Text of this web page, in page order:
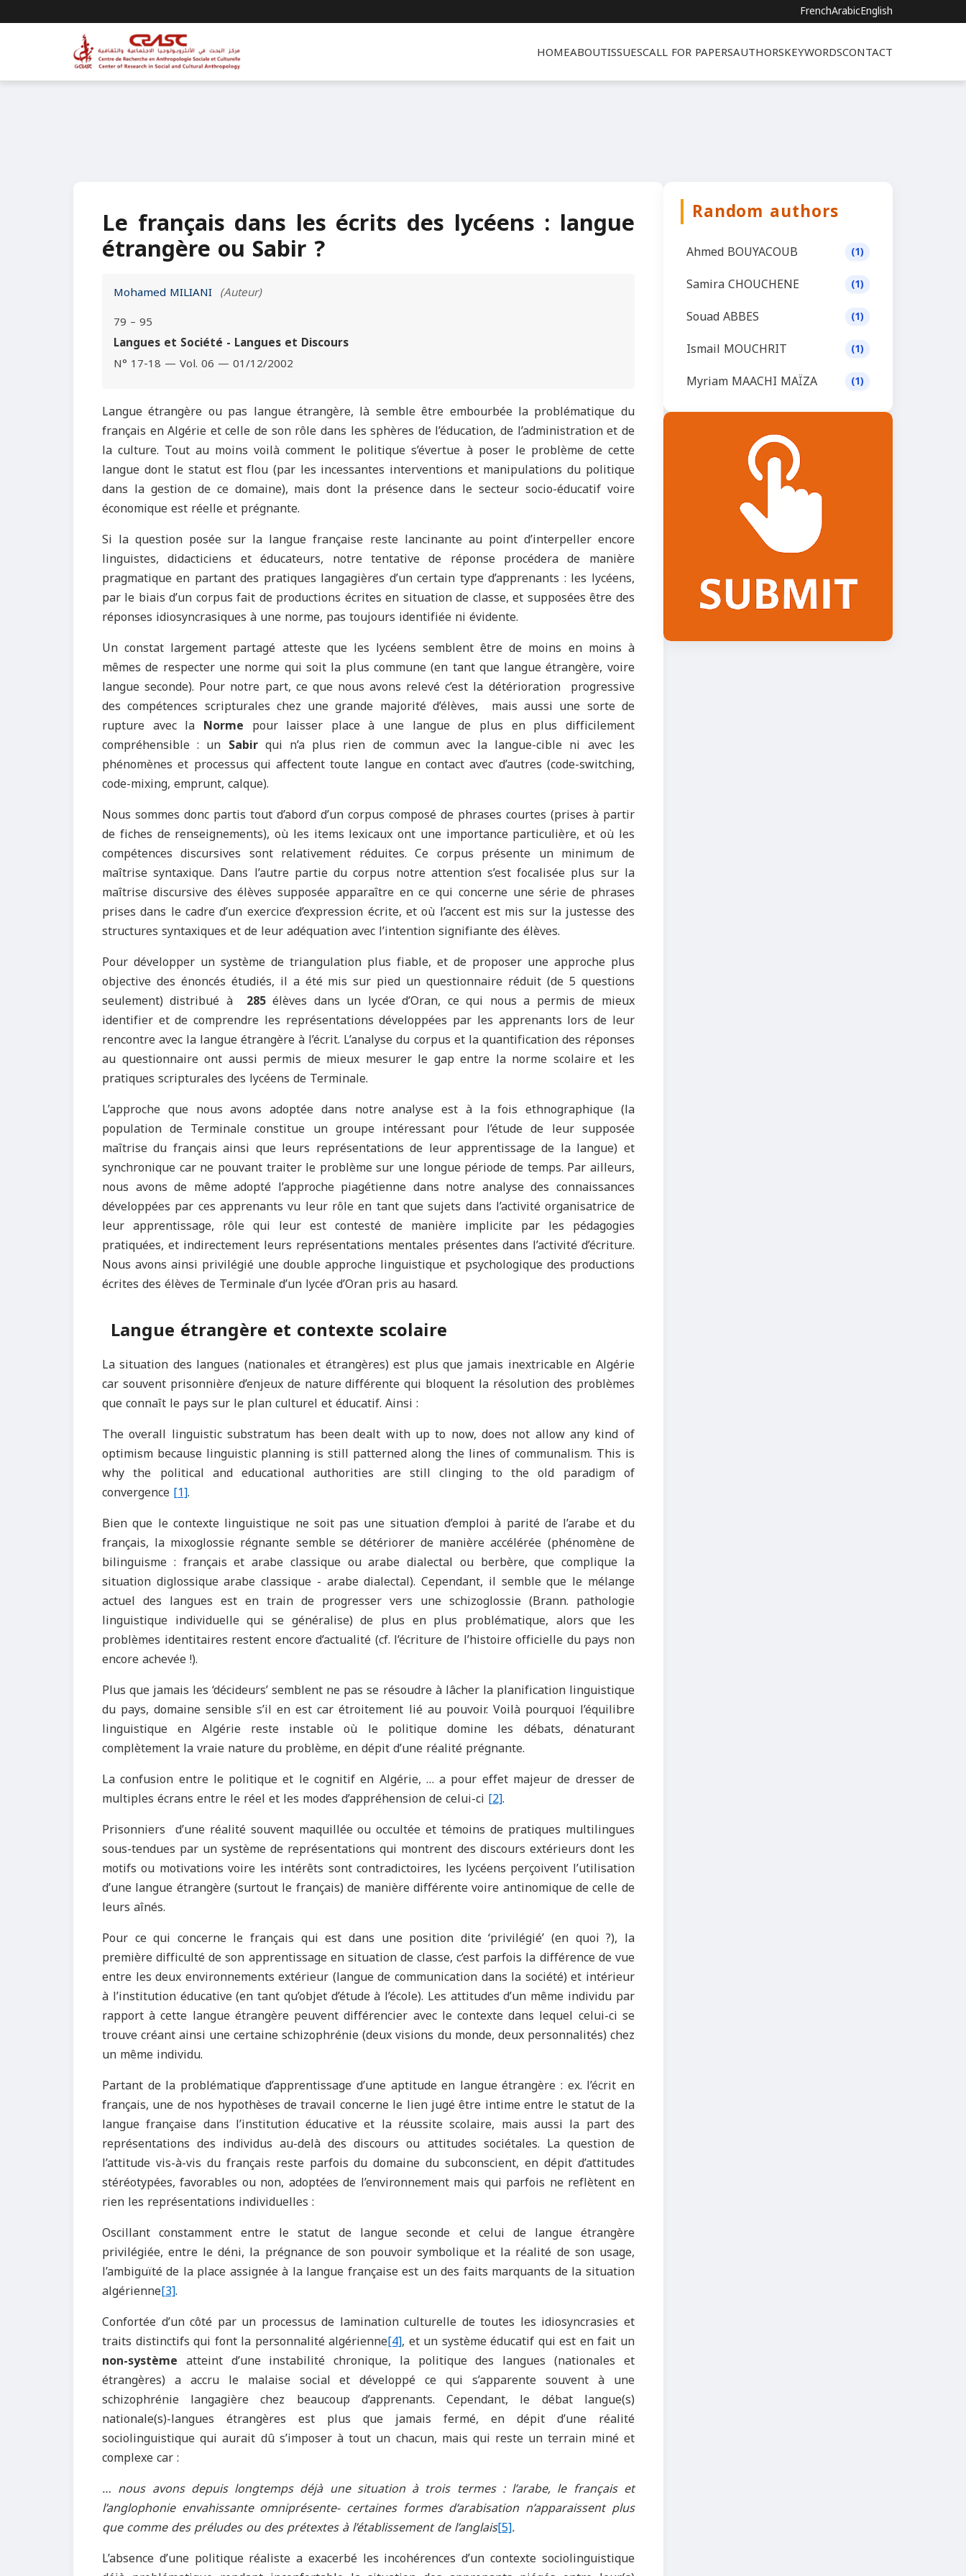
FrenchArabicEnglish
HOMEABOUTISSUESCALL FOR PAPERSAUTHORSKEYWORDSCONTACT
Le français dans les écrits des lycéens : langue
étrangère ou Sabir ?
Mohamed MILIANI (Auteur)
79 – 95
Langues et Société - Langues et Discours
N° 17-18 — Vol. 06 — 01/12/2002
Langue étrangère ou pas langue étrangère, là semble être embourbée la problématique du
français en Algérie et celle de son rôle dans les sphères de l’éducation, de l’administration et de
la culture. Tout au moins voilà comment le politique s’évertue à poser le problème de cette
langue dont le statut est flou (par les incessantes interventions et manipulations du politique
dans la gestion de ce domaine), mais dont la présence dans le secteur socio-éducatif voire
économique est réelle et prégnante.
Si la question posée sur la langue française reste lancinante au point d’interpeller encore
linguistes, didacticiens et éducateurs, notre tentative de réponse procédera de manière
pragmatique en partant des pratiques langagières d’un certain type d’apprenants : les lycéens,
par le biais d’un corpus fait de productions écrites en situation de classe, et supposées être des
réponses idiosyncrasiques à une norme, pas toujours identifiée ni évidente.
Un constat largement partagé atteste que les lycéens semblent être de moins en moins à
mêmes de respecter une norme qui soit la plus commune (en tant que langue étrangère, voire
langue seconde). Pour notre part, ce que nous avons relevé c’est la détérioration progressive
des compétences scripturales chez une grande majorité d’élèves, mais aussi une sorte de
rupture avec la Norme pour laisser place à une langue de plus en plus difficilement
compréhensible : un Sabirqui n’a plus rien de commun avec la langue-cible ni avec les
phénomènes et processus qui affectent toute langue en contact avec d’autres (code-switching,
code-mixing, emprunt, calque).
Nous sommes donc partis tout d’abord d’un corpus composé de phrases courtes (prises à partir
de fiches de renseignements), où les items lexicaux ont une importance particulière, et où les
compétences discursives sont relativement réduites. Ce corpus présente un minimum de
maîtrise syntaxique. Dans l’autre partie du corpus notre attention s’est focalisée plus sur la
maîtrise discursive des élèves supposée apparaître en ce qui concerne une série de phrases
prises dans le cadre d’un exercice d’expression écrite, et où l’accent est mis sur la justesse des
structures syntaxiques et de leur adéquation avec l’intention signifiante des élèves.
Pour développer un système de triangulation plus fiable, et de proposer une approche plus
objective des énoncés étudiés, il a été mis sur pied un questionnaire réduit (de 5 questions
seulement) distribué à 285élèves dans un lycée d’Oran, ce qui nous a permis de mieux
identifier et de comprendre les représentations développées par les apprenants lors de leur
rencontre avec la langue étrangère à l’écrit. L’analyse du corpus et la quantification des réponses
au questionnaire ont aussi permis de mieux mesurer le gap entre la norme scolaire et les
pratiques scripturales des lycéens de Terminale.
L’approche que nous avons adoptée dans notre analyse est à la fois ethnographique (la
population de Terminale constitue un groupe intéressant pour l’étude de leur supposée
maîtrise du français ainsi que leurs représentations de leur apprentissage de la langue) et
synchronique car ne pouvant traiter le problème sur une longue période de temps. Par ailleurs,
nous avons de même adopté l’approche piagétienne dans notre analyse des connaissances
développées par ces apprenants vu leur rôle en tant que sujets dans l’activité organisatrice de
leur apprentissage, rôle qui leur est contesté de manière implicite par les pédagogies
pratiquées, et indirectement leurs représentations mentales présentes dans l’activité d’écriture.
Nous avons ainsi privilégié une double approche linguistique et psychologique des productions
écrites des élèves de Terminale d’un lycée d’Oran pris au hasard.
Langue étrangère et contexte scolaire
La situation des langues (nationales et étrangères) est plus que jamais inextricable en Algérie
car souvent prisonnière d’enjeux de nature différente qui bloquent la résolution des problèmes
que connaît le pays sur le plan culturel et éducatif. Ainsi :
The overall linguistic substratum has been dealt with up to now, does not allow any kind of
optimism because linguistic planning is still patterned along the lines of communalism. This is
why the political and educational authorities are still clinging to the old paradigm of
convergence[1].
Bien que le contexte linguistique ne soit pas une situation d’emploi à parité de l’arabe et du
français, la mixoglossie régnante semble se détériorer de manière accélérée (phénomène de
bilinguisme : français et arabe classique ou arabe dialectal ou berbère, que complique la
situation diglossique arabe classique - arabe dialectal). Cependant, il semble que le mélange
actuel des langues est en train de progresser vers une schizoglossie (Brann. pathologie
linguistique individuelle qui se généralise) de plus en plus problématique, alors que les
problèmes identitaires restent encore d’actualité (cf. l’écriture de l’histoire officielle du pays non
encore achevée !).
Plus que jamais les ‘décideurs’ semblent ne pas se résoudre à lâcher la planification linguistique
du pays, domaine sensible s’il en est car étroitement lié au pouvoir. Voilà pourquoi l’équilibre
linguistique en Algérie reste instable où le politique domine les débats, dénaturant
complètement la vraie nature du problème, en dépit d’une réalité prégnante.
La confusion entre le politique et le cognitif en Algérie, … a pour effet majeur de dresser de
multiples écrans entre le réel et les modes d’appréhension de celui-ci [2].
Prisonniers d’une réalité souvent maquillée ou occultée et témoins de pratiques multilingues
sous-tendues par un système de représentations qui montrent des discours extérieurs dont les
motifs ou motivations voire les intérêts sont contradictoires, les lycéens perçoivent l’utilisation
d’une langue étrangère (surtout le français) de manière différente voire antinomique de celle de
leurs aînés.
Pour ce qui concerne le français qui est dans une position dite ‘privilégié’ (en quoi ?), la
première difficulté de son apprentissage en situation de classe, c’est parfois la différence de vue
entre les deux environnements extérieur (langue de communication dans la société) et intérieur
à l’institution éducative (en tant qu’objet d’étude à l’école). Les attitudes d’un même individu par
rapport à cette langue étrangère peuvent différencier avec le contexte dans lequel celui-ci se
trouve créant ainsi une certaine schizophrénie (deux visions du monde, deux personnalités) chez
un même individu.
Partant de la problématique d’apprentissage d’une aptitude en langue étrangère : ex. l’écrit en
français, une de nos hypothèses de travail concerne le lien jugé être intime entre le statut de la
langue française dans l’institution éducative et la réussite scolaire, mais aussi la part des
représentations des individus au-delà des discours ou attitudes sociétales. La question de
l’attitude vis-à-vis du français reste parfois du domaine du subconscient, en dépit d’attitudes
stéréotypées, favorables ou non, adoptées de l’environnement mais qui parfois ne reflètent en
rien les représentations individuelles :
Oscillant constamment entre le statut de langue seconde et celui de langue étrangère
privilégiée, entre le déni, la prégnance de son pouvoir symbolique et la réalité de son usage,
l’ambiguïté de la place assignée à la langue française est un des faits marquants de la situation
algérienne[3].
Confortée d’un côté par un processus de lamination culturelle de toutes les idiosyncrasies et
traits distinctifs qui font la personnalité algérienne[4], et un système éducatif qui est en fait un
non-système atteint d’une instabilité chronique, la politique des langues (nationales et
étrangères) a accru le malaise social et développé ce qui s’apparente souvent à une
schizophrénie langagière chez beaucoup d’apprenants. Cependant, le débat langue(s)
nationale(s)-langues étrangères est plus que jamais fermé, en dépit d’une réalité
sociolinguistique qui aurait dû s’imposer à tout un chacun, mais qui reste un terrain miné et
complexe car :
… nous avons depuis longtemps déjà une situation à trois termes : l’arabe, le français et
l’anglophonie envahissante omniprésente- certaines formes d’arabisation n’apparaissent plus
que comme des préludes ou des prétextes à l’établissement de l’anglais[5].
L’absence d’une politique réaliste a exacerbé les incohérences d’un contexte sociolinguistique
Random authors
Ahmed BOUYACOUB (1)
Samira CHOUCHENE (1)
Souad ABBES (1)
Ismail MOUCHRIT (1)
Myriam MAACHI MAÏZA (1)